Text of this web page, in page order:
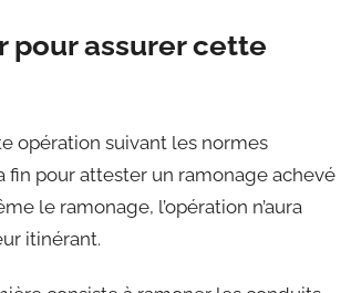
pour assurer cette
opération suivant les normes
fin pour attester un ramonage achevé
le ramonage, l’opération n’aura
itinérant.